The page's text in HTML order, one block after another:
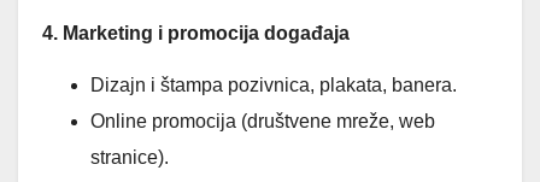
4. Marketing i promocija događaja
Dizajn i štampa pozivnica, plakata, banera.
Online promocija (društvene mreže, web
stranice).